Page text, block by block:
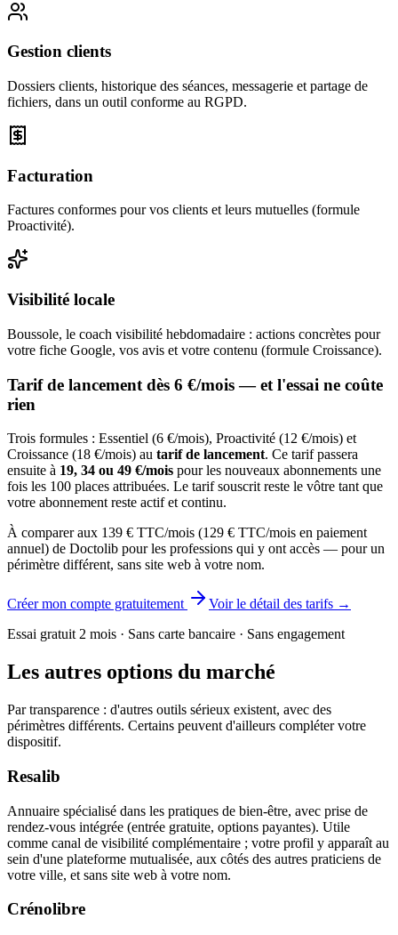
Gestion clients
Dossiers clients, historique des séances, messagerie et partage de
fichiers, dans un outil conforme au RGPD.
Facturation
Factures conformes pour vos clients et leurs mutuelles (formule
Proactivité).
Visibilité locale
Boussole, le coach visibilité hebdomadaire : actions concrètes pour
votre fiche Google, vos avis et votre contenu (formule Croissance).
Tarif de lancement dès 6 €/mois — et l'essai ne coûte
rien
Trois formules : Essentiel (6 €/mois), Proactivité (12 €/mois) et
Croissance (18 €/mois) au tarif de lancement. Ce tarif passera
ensuite à 19, 34 ou 49 €/mois pour les nouveaux abonnements une
fois les 100 places attribuées. Le tarif souscrit reste le vôtre tant que
votre abonnement reste actif et continu.
À comparer aux 139 € TTC/mois (129 € TTC/mois en paiement
annuel) de Doctolib pour les professions qui y ont accès — pour un
périmètre différent, sans site web à votre nom.
Créer mon compte gratuitement
Voir le détail des tarifs →
Essai gratuit 2 mois · Sans carte bancaire · Sans engagement
Les autres options du marché
Par transparence : d'autres outils sérieux existent, avec des
périmètres différents. Certains peuvent d'ailleurs compléter votre
dispositif.
Resalib
Annuaire spécialisé dans les pratiques de bien-être, avec prise de
rendez-vous intégrée (entrée gratuite, options payantes). Utile
comme canal de visibilité complémentaire ; votre profil y apparaît au
sein d'une plateforme mutualisée, aux côtés des autres praticiens de
votre ville, et sans site web à votre nom.
Crénolibre